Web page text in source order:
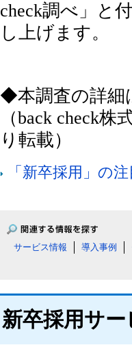
check調べ」と
し上げます。
◆本調査の詳細
（back check
り転載）
「新卒採用」の
サービス情報 導入事例
新卒採用サ